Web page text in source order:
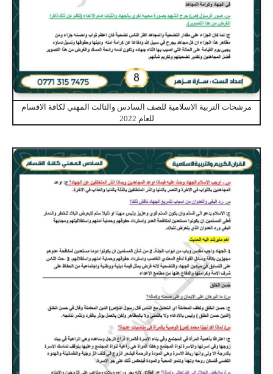
مرشحات التربية الاسلامية للصف السادس والثالث المهني لكافة الاقسام
للعام 2022